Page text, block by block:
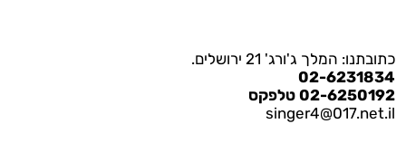
כתובתנו: המלך ג'ורג' 21 ירושלים.
02-6231834
02-6250192 טלפקס
singer4@017.net.il